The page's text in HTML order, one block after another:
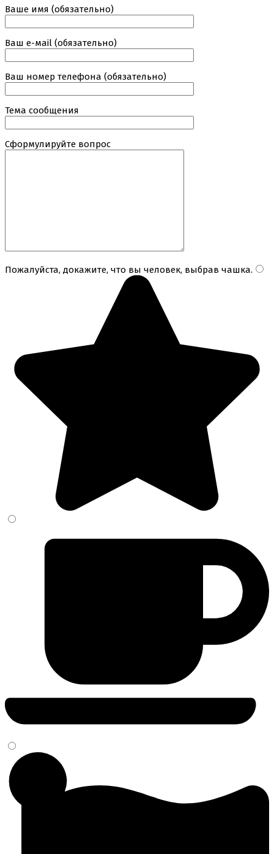
Ваше имя (обязательно)
Ваш е-маil (обязательно)
Ваш номер телефона (обязательно)
Тема сообщения
Сформулируйте вопрос
Пожалуйста, докажите, что вы человек, выбрав чашка.